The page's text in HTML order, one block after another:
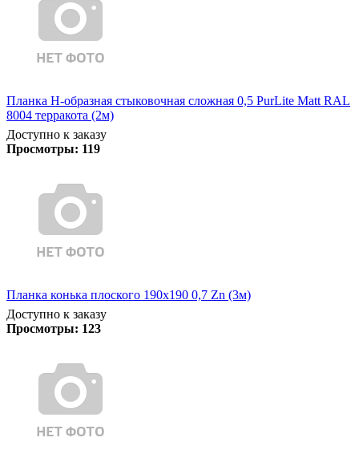
Планка Н-образная стыковочная сложная 0,5 PurLite Matt RAL
8004 терракота (2м)
Доступно к заказу
Просмотры: 119
Планка конька плоского 190х190 0,7 Zn (3м)
Доступно к заказу
Просмотры: 123